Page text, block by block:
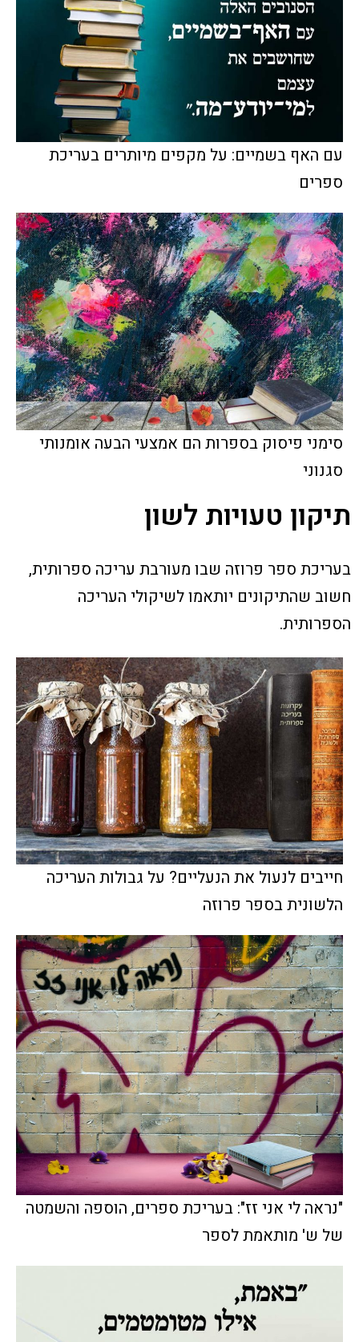
עם האף בשמיים: על מקפים מיותרים בעריכת
ספרים
סימני פיסוק בספרות הם אמצעי הבעה אומנותי
סגנוני
תיקון טעויות לשון
בעריכת ספר פרוזה שבו מעורבת עריכה ספרותית,
חשוב שהתיקונים יותאמו לשיקולי העריכה
הספרותית.
חייבים לנעול את הנעליים? על גבולות העריכה
הלשונית בספר פרוזה
"נראה לי אני זז": בעריכת ספרים, הוספה והשמטה
של ש' מותאמת לספר